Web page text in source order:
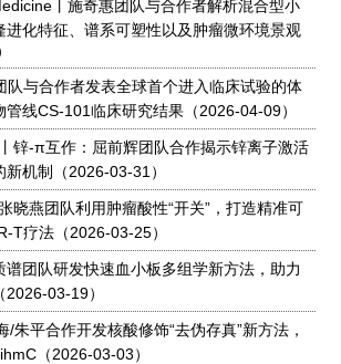
丨施奇惠团队与合作者解析混合型小
进化特征、谱系可塑性以及肿瘤微环境景观
队与合作者发表全球首个进入临床试验的体
管线CS-101临床研究结果 （2026-04-09）
锌-π互作：屈前辉团队合作揭示锌离子激活
新机制
（2026-03-31）
晓燕团队利用肿瘤酸性“开关”，打造精准可
T疗法 （2026-03-25）
谱团队研发快速血小板多组学新方法，助力
（2026-03-19）
/朱平合作开发核酸修饰“去伪存真”新方法，
（2026-03-03）